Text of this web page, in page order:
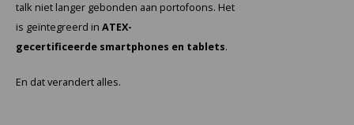
talk niet langer gebonden aan portofoons. Het
is geïntegreerd in ATEX-
gecertificeerde smartphones en tablets.
En dat verandert alles.